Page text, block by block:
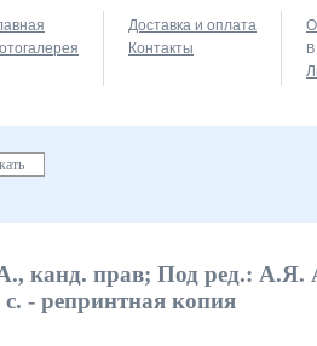
Доставка и оплата
Контакты
В
канд. прав; Под ред.: А.Я.
- репринтная копия